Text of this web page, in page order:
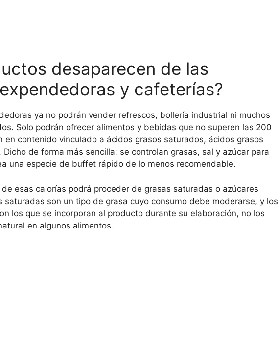
desaparecen de las
y cafeterías?
ya no podrán vender refrescos, bollería industrial ni muchos
Solo podrán ofrecer alimentos y bebidas que no superen las 200
en contenido vinculado a ácidos grasos saturados, ácidos grasos
Dicho de forma más sencilla: se controlan grasas, sal y azúcar para
una especie de buffet rápido de lo menos recomendable.
de esas calorías podrá proceder de grasas saturadas o azúcares
saturadas son un tipo de grasa cuyo consumo debe moderarse, y los
los que se incorporan al producto durante su elaboración, no los
en algunos alimentos.